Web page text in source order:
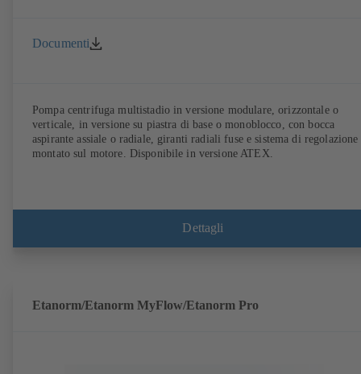
Documenti
Pompa centrifuga multistadio in versione modulare, orizzontale o
verticale, in versione su piastra di base o monoblocco, con bocca
aspirante assiale o radiale, giranti radiali fuse e sistema di regolazione
montato sul motore. Disponibile in versione ATEX.
Dettagli
Etanorm/Etanorm MyFlow/Etanorm Pro